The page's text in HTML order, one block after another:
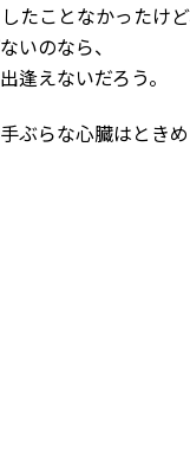
たことなかったけど
いのなら、
逢えないだろう。
ぶらな心臓はときめ